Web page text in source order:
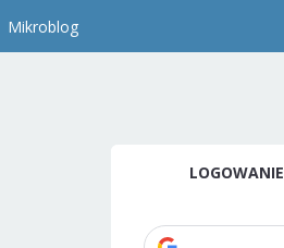
Mikroblog
LOGOWANIE